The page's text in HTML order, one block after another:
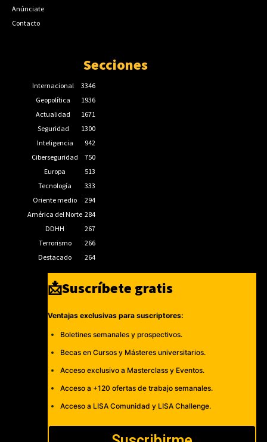
Anúnciate
Contacto
Secciones
Internacional
3346
Geopolítica
1936
Actualidad
1671
Seguridad
1300
Inteligencia
942
Ciberseguridad
750
Europa
513
Tecnología
333
Oriente medio
294
América del Norte 284
DDHH
267
Terrorismo
266
Destacado
264
📩Suscríbete gratis
Ventajas exclusivas para suscriptores:
Boletines semanales y prospectivos.
Becas en Cursos y Másteres universitarios.
Acceso exclusivo a Masterclass y Eventos.
Acceso a +120 ofertas de trabajo semanales.
Acceso a LISA Comunidad y LISA Challenge.